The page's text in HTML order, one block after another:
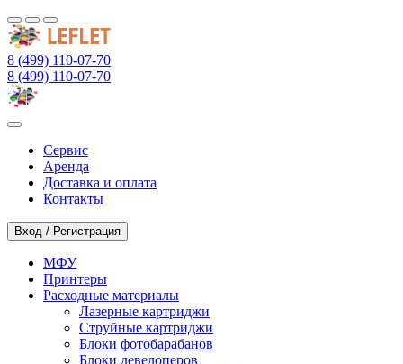
8 (499) 110-07-70
8 (499) 110-07-70
Сервис
Аренда
Доставка и оплата
Контакты
Вход / Регистрация
МФУ
Принтеры
Расходные материалы
Лазерные картриджи
Струйные картриджи
Блоки фотобарабанов
Блоки девелоперов